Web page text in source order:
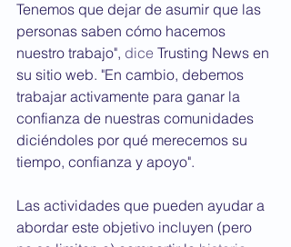
Tenemos que dejar de asumir que las
personas saben cómo hacemos
nuestro trabajo", dice Trusting News en
su sitio web. "En cambio, debemos
trabajar activamente para ganar la
confianza de nuestras comunidades
diciéndoles por qué merecemos su
tiempo, confianza y apoyo".
Las actividades que pueden ayudar a
abordar este objetivo incluyen (pero